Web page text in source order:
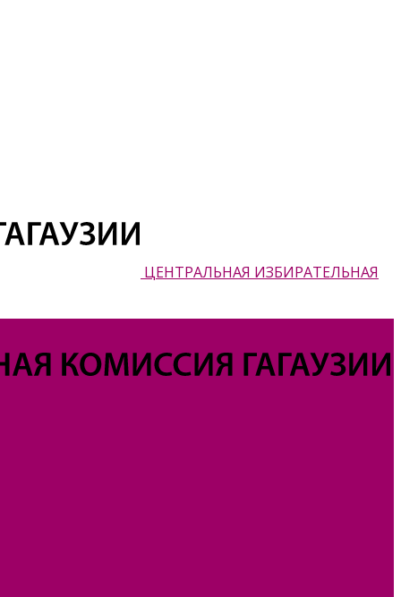
ЦЕНТРАЛЬНАЯ ИЗБИРАТЕЛЬНАЯ